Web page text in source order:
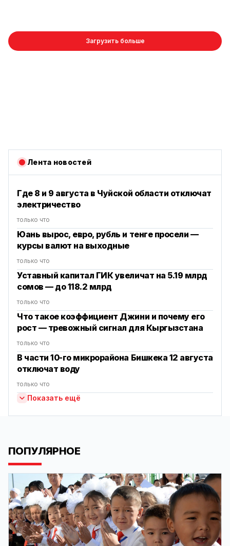
Загрузить больше
Лента новостей
Где 8 и 9 августа в Чуйской области отключат
электричество
только что
Юань вырос, евро, рубль и тенге просели —
курсы валют на выходные
только что
Уставный капитал ГИК увеличат на 5.19 млрд
сомов — до 118.2 млрд
только что
Что такое коэффициент Джини и почему его
рост — тревожный сигнал для Кыргызстана
только что
В части 10-го микрорайона Бишкека 12 августа
отключат воду
только что
Показать ещё
ПОПУЛЯРНОЕ